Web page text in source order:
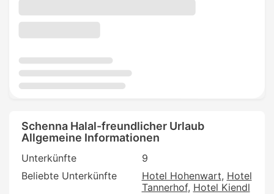
Schenna Halal-freundlicher Urlaub
Allgemeine Informationen
Unterkünfte
9
Beliebte Unterkünfte
Hotel Hohenwart Hotel
Tannerhof Hotel Kiendl